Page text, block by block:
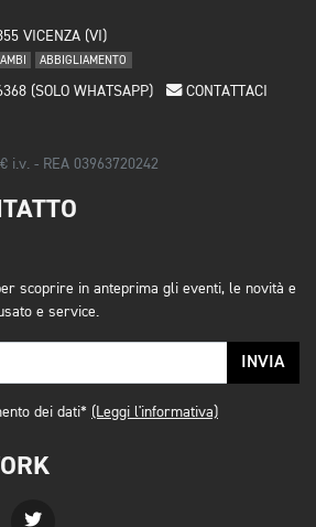
VICENZA (VI)
ABBIGLIAMENTO
(SOLO WHATSAPP) CONTATTACI
i.v. - REA 03963720242
scoprire in anteprima gli eventi, le novità e
e service.
INVIA
dei dati* (Leggi l'informativa)